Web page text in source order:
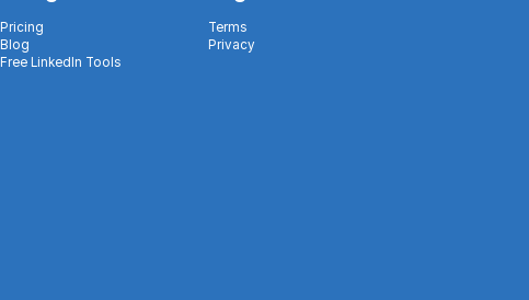
Pricing
Blog
Free LinkedIn Tools
Terms
Privacy